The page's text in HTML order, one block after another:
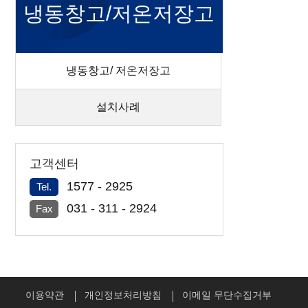
냉동창고/저온저장고
냉동창고/ 저온저장고
설치사례
고객센터
Tel. 1577 - 2925
Fax 031 - 311 - 2924
이용약관 개인정보처리방침 이메일 무단수집거부